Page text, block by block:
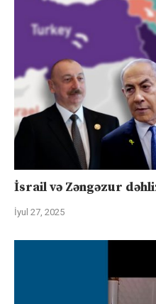
İsrail və Zəngəzur
İyul 27, 2025